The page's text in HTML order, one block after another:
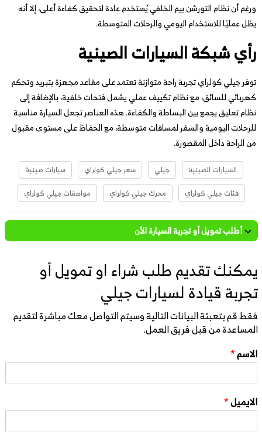
ورغم أن نظام التورشن بيم الخلفي يُستخدم عادة لتحقيق كفاءة أعلى، إلا أنه
يظل عمليًا للاستخدام اليومي والرحلات المتوسطة.
رأي شبكة السيارات الصينية
توفر جيلي كولراي تجربة راحة متوازنة تعتمد على مقاعد مجهزة بتبريد وتحكم
كهربائي للسائق، مع نظام تكييف عملي يشمل فتحات خلفية، بالإضافة إلى
نظام تعليق يجمع بين البساطة والكفاءة. هذه العناصر تجعل السيارة مناسبة
للرحلات اليومية والسفر لمسافات متوسطة، مع الحفاظ على مستوى مقبول
من الراحة داخل المقصورة.
السيارات الصينية جيلي سعر جيلي كولراي
سيارات صينية
فئات جيلي كولراي
محرك جيلي كولراي مواصفات جيلي كولراي
أطلب تمويل أو تجربة السيارة الأن
يمكنك تقديم طلب شراء او تمويل أو
تجربة قيادة لسيارات جيلي
فقط قم بتعبئة البيانات التالية وسيتم التواصل معك مباشرة لتقديم
المساعدة من قبل فريق العمل.
الاسم*
الايميل*